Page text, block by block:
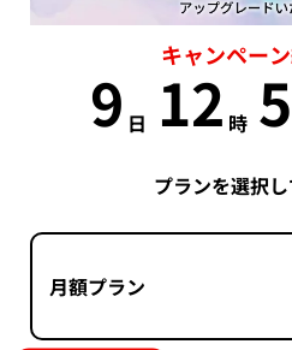
キャンペー
9 日 12 時
プランを選択
月額プラン